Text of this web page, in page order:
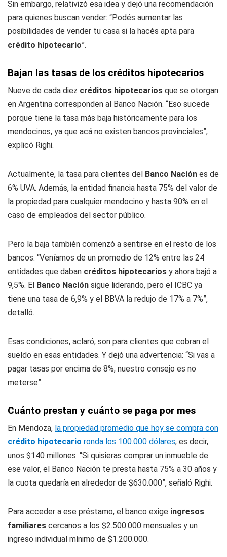
Sin embargo, relativizó esa idea y dejó una recomendación
para quienes buscan vender: “Podés aumentar las
posibilidades de vender tu casa si la hacés apta para
crédito hipotecario”.
Bajan las tasas de los créditos hipotecarios
Nueve de cada diez créditos hipotecarios que se otorgan
en Argentina corresponden al Banco Nación. “Eso sucede
porque tiene la tasa más baja históricamente para los
mendocinos, ya que acá no existen bancos provinciales”,
explicó Righi.
Actualmente, la tasa para clientes del Banco Nación es de
6% UVA. Además, la entidad financia hasta 75% del valor de
la propiedad para cualquier mendocino y hasta 90% en el
caso de empleados del sector público.
Pero la baja también comenzó a sentirse en el resto de los
bancos. “Veníamos de un promedio de 12% entre las 24
entidades que daban créditos hipotecarios y ahora bajó a
9,5%. El Banco Nación sigue liderando, pero el ICBC ya
tiene una tasa de 6,9% y el BBVA la redujo de 17% a 7%”,
detalló.
Esas condiciones, aclaró, son para clientes que cobran el
sueldo en esas entidades. Y dejó una advertencia: “Si vas a
pagar tasas por encima de 8%, nuestro consejo es no
meterse”.
Cuánto prestan y cuánto se paga por mes
En Mendoza, la propiedad promedio que hoy se compra con
crédito hipotecario ronda los 100.000 dólares, es decir,
unos $140 millones. “Si quisieras comprar un inmueble de
ese valor, el Banco Nación te presta hasta 75% a 30 años y
la cuota quedaría en alrededor de $630.000”, señaló Righi.
Para acceder a ese préstamo, el banco exige ingresos
familiares cercanos a los $2.500.000 mensuales y un
ingreso individual mínimo de $1.200.000.